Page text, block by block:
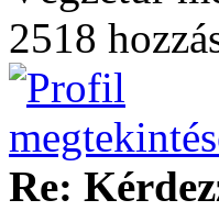
2518
Re: